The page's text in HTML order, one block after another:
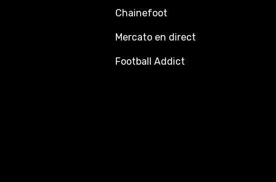
Chainefoot
Mercato en direct
Football Addict